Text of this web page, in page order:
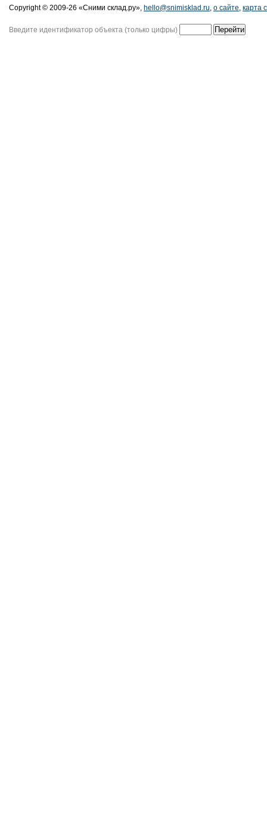
Copyright © 2009-26 «Сними склад.ру», hello@snimisklad.ru, о сайте, карта
Введите идентификатор объекта (только цифры)